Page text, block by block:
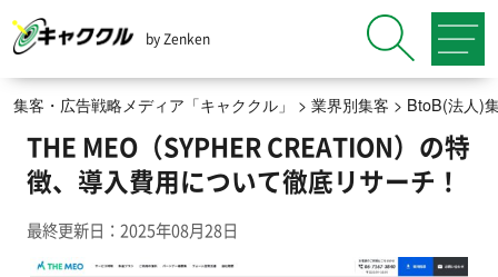
by Zenken
集客・広告戦略メディア「キャククル」 > 業界別集客 > BtoB(法人)
THE MEO（SYPHER CREATION）の特
徴、導入費用について徹底リサーチ！
最終更新日：2025年08月28日